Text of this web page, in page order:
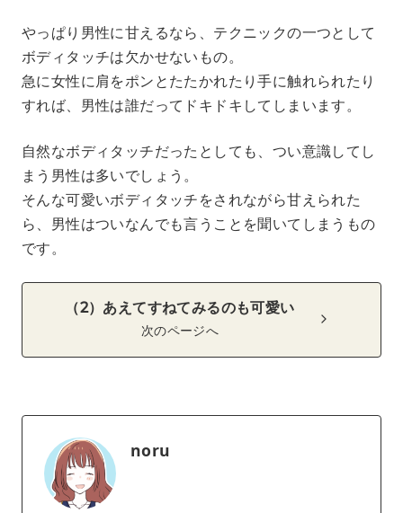
やっぱり男性に甘えるなら、テクニックの一つとして
ボディタッチは欠かせないもの。
急に女性に肩をポンとたたかれたり手に触れられたり
すれば、男性は誰だってドキドキしてしまいます。
自然なボディタッチだったとしても、つい意識してし
まう男性は多いでしょう。
そんな可愛いボディタッチをされながら甘えられた
ら、男性はついなんでも言うことを聞いてしまうもの
です。
（2）あえてすねてみるのも可愛い
次のページへ
noru